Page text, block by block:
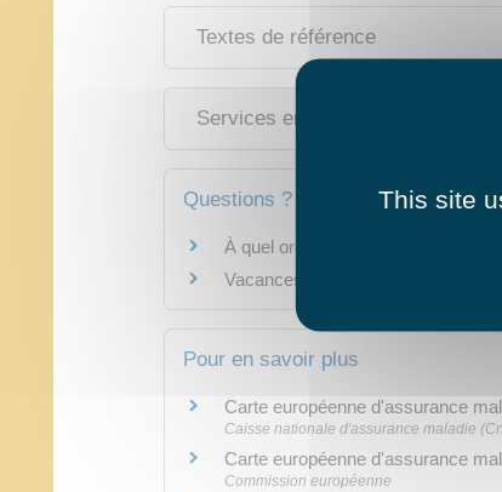
Textes de référence
Services en ligne et formulaires
Questions ? Réponses !
À quel organisme de sécurité
Vacances à l'étranger : comment
Pour en savoir plus
Carte européenne d'assurance
Caisse nationale d'assurance maladie
Carte européenne d'assurance
Commission européenne
This site